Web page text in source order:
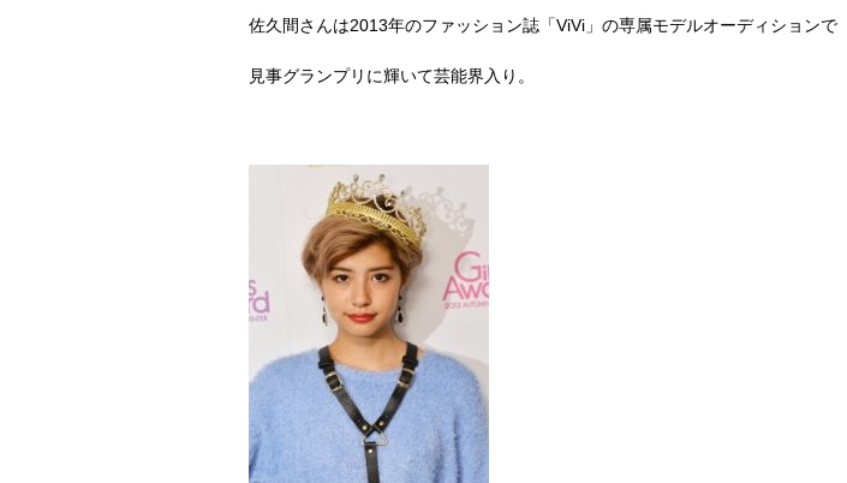
佐久間さんは2013年のファッション誌「ViVi 」の専属モデルオーディションで
見事グランプリに輝いて芸能界入り。